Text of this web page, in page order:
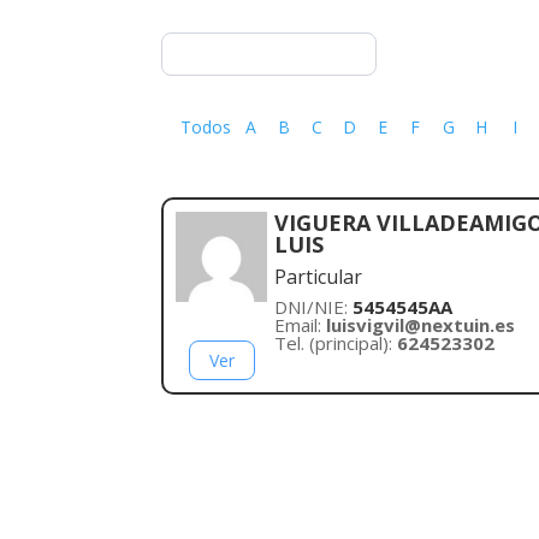
Todos A B C D E F G H I
Ver
VIGUERA
LUIS
Particular
DNI/NIE: 5454545AA
Email: luisvigvil@nextuin.es
Tel. (principal): 624523302